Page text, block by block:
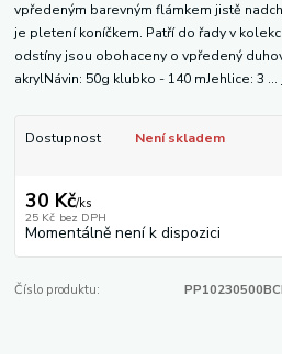
vpředeným barevným flámkem jistě
je pletení koníčkem. Patří do řady v
odstíny jsou obohaceny o vpředený
akrylNávin: 50g klubko - 140 mJehlice: 3 ...
Dostupnost Není skladem
30 Kč/ks
25 Kč bez DPH
Momentálně není k dispozici
Číslo produktu: